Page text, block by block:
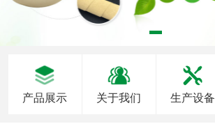
产品展示 关于我们 生产设备